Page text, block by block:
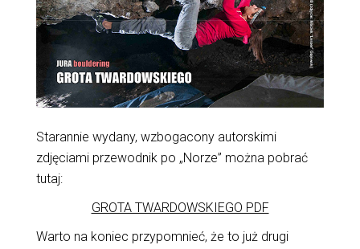
Starannie wydany, wzbogacony autorskimi
zdjęciami przewodnik po „Norze” można pobrać
tutaj:
GROTA TWARDOWSKIEGO PDF
Warto na koniec przypomnieć, że to już drugi